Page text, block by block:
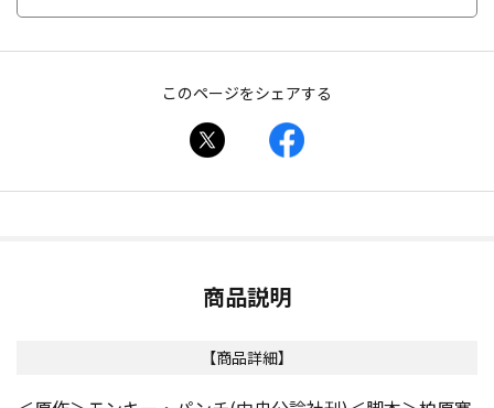
このページをシェアする
商品説明
【商品詳細】